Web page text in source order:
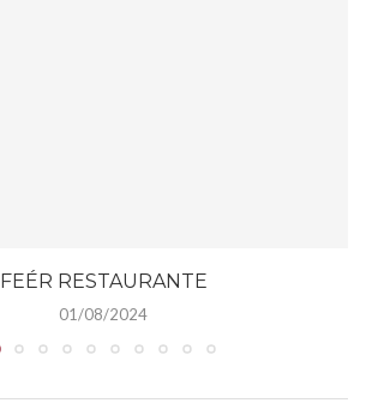
FEÉR RESTAURANTE
01/08/2024